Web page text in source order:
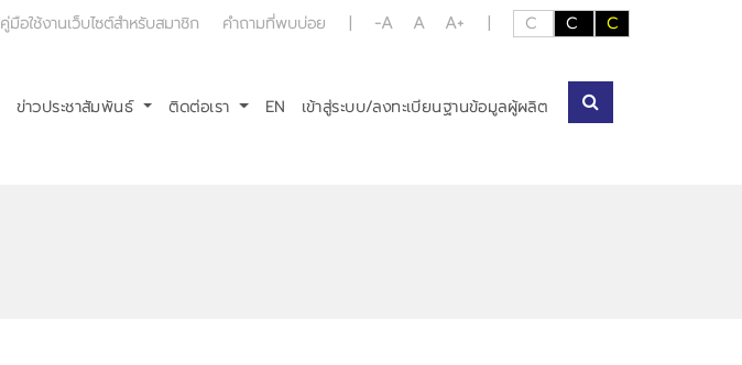
คู่มือใช้งานเว็บไซต์สำหรับสมาชิก คำถามที่พบบ่อย -A A A+ C C C
ข่าวประชาสัมพันธ์ ติดต่อเรา EN เข้าสู่ระบบ/ลงทะเบียนฐานข้อมูลผู้ผลิต